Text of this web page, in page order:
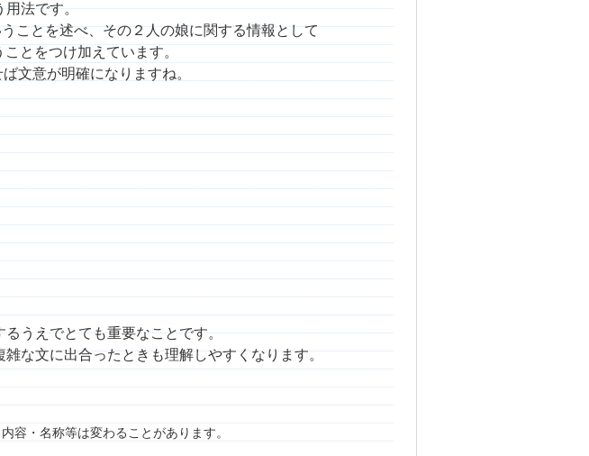
法です。
ことを述べ、その２人の娘に関する情報として
とをつけ加えています。
文意が明確になりますね。
うえでとても重要なことです。
な文に出合ったときも理解しやすくなります。
容・名称等は変わることがあります。